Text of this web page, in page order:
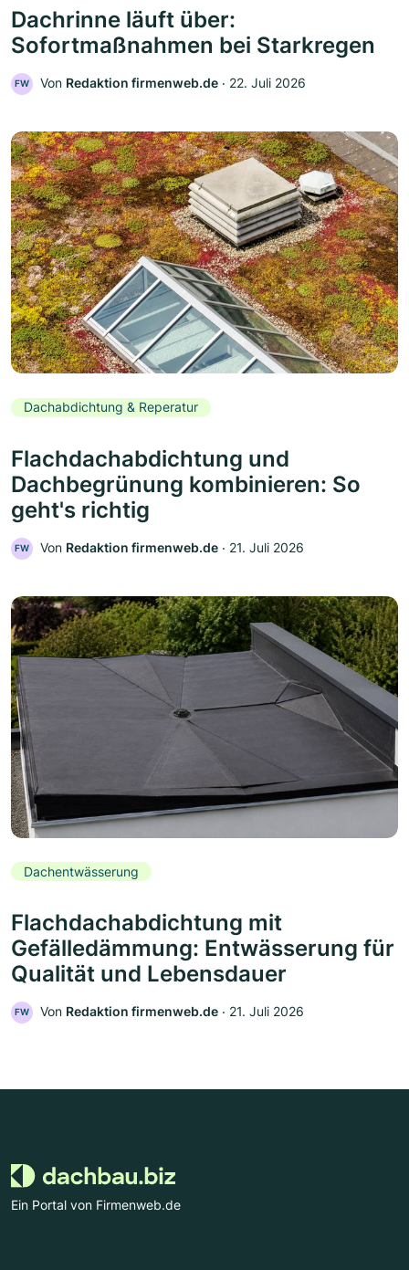
Dachrinne läuft über:
Sofortmaßnahmen bei Starkregen
FW Von Redaktion firmenweb.de ‧ 22. Juli 2026
Dachabdichtung & Reperatur
Flachdachabdichtung und
Dachbegrünung kombinieren: So
geht's richtig
FW Von Redaktion firmenweb.de ‧ 21. Juli 2026
Dachentwässerung
Flachdachabdichtung mit
Gefälledämmung: Entwässerung für
Qualität und Lebensdauer
FW Von Redaktion firmenweb.de ‧ 21. Juli 2026
Ein Portal von Firmenweb.de